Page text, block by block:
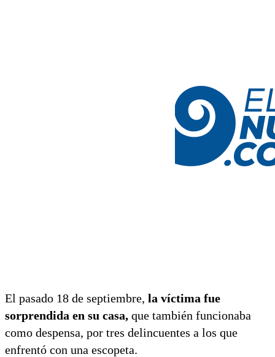
El pasado 18 de septiembre, la víctima fue
sorprendida en su casa, que también funcionaba
como despensa, por tres delincuentes a los que
enfrentó con una escopeta.